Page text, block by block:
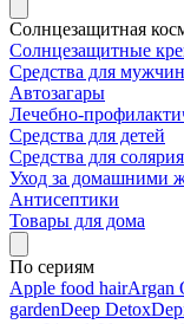
Солнцезащитная
Солнцезащитные
Средства для мужчин
Автозагары
Лечебно-
Средства для детей
Средства для солярия
Уход за домашними
Антисептики
Товары для дома
По сериям
Apple food hairArgan
gardenDeep Detox